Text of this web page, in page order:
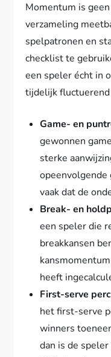
Momentum is
verzameling
spelpatronen en
checklist te
een speler écht in
tijdelijk
Game- en
gewonnen
sterke
opeenvolgende
vaak dat de
Break- en
een speler die
breakkansen
heeft
First-serve
het first-serve
winners
dan is de